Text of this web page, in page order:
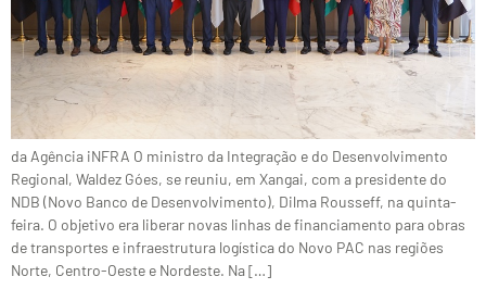
da Agência iNFRA O ministro da Integração e do Desenvolvimento
Regional, Waldez Góes, se reuniu, em Xangai, com a presidente do
NDB (Novo Banco de Desenvolvimento), Dilma Rousseff, na quinta-
feira. O objetivo era liberar novas linhas de financiamento para obras
de transportes e infraestrutura logística do Novo PAC nas regiões
Norte, Centro-Oeste e Nordeste. Na […]